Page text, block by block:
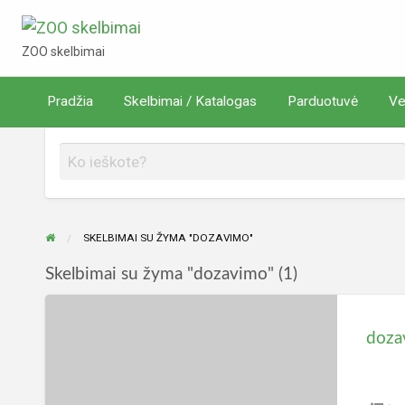
Verta
ZOO skelbimai
Pradžia Skelbimai / Katalogas Parduotuvė
SKELBIMAI SU ŽYMA "DOZAVIMO"
Skelbimai su žyma "dozavimo" (1)